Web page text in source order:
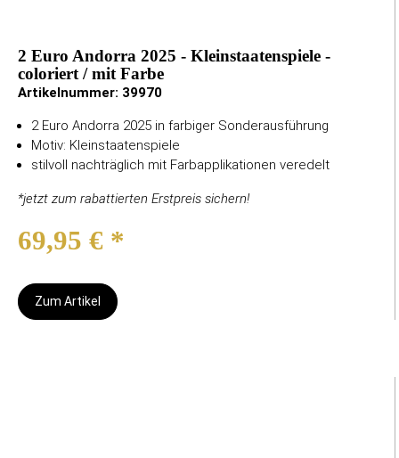
2 Euro Andorra 2025 - Kleinstaatenspiele -
coloriert / mit Farbe
Artikelnummer: 39970
2 Euro Andorra 2025 in farbiger Sonderausführung
Motiv: Kleinstaatenspiele
stilvoll nachträglich mit Farbapplikationen veredelt
*jetzt zum rabattierten Erstpreis sichern!
69,95 € *
Zum Artikel